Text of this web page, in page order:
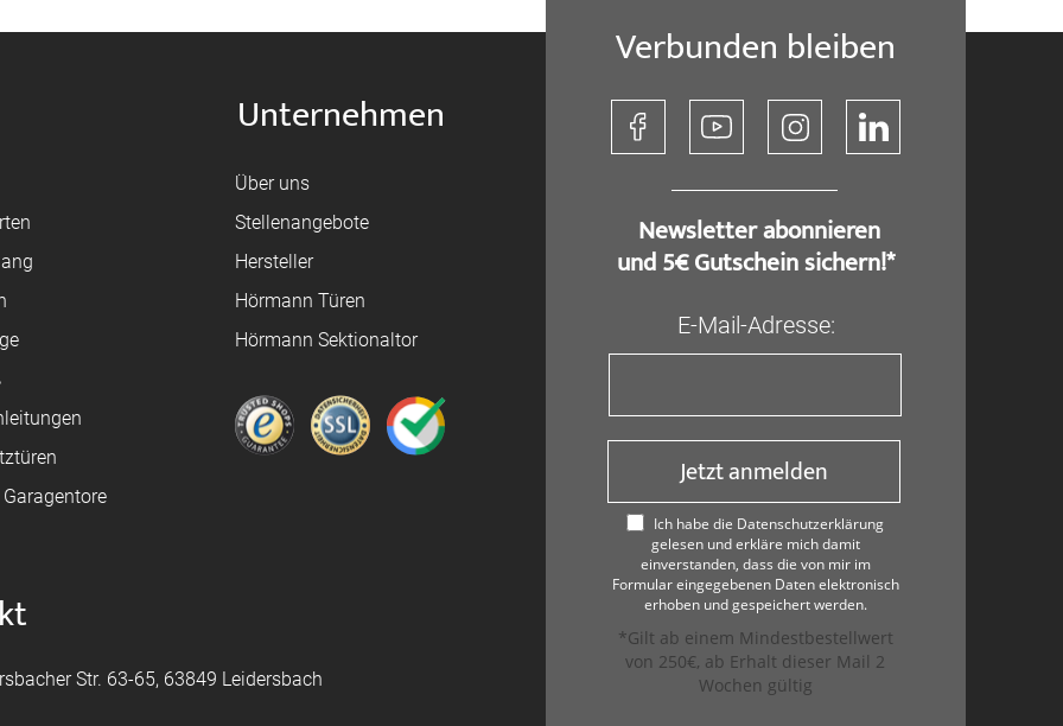
Unternehmen
Über uns
Stellenangebote
Hersteller
Hörmann Türen
Hörmann Sektionaltor
Str. 63-65, 63849 Leidersbach
Verbunden bleiben
​ Newsletter abonnieren
und 5€ Gutschein sichern!*
E-Mail-Adresse:
Jetzt anmelden
Ich habe die Datenschutzerklärung
gelesen und erkläre mich damit
einverstanden, dass die von mir im
Formular eingegebenen Daten elektronisch
erhoben und gespeichert werden.
*Gilt ab einem Mindestbestellwert
von 250€, ab Erhalt dieser Mail 2
Wochen gültig